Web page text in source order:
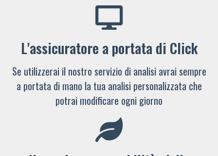
L'assicuratore a portata di Click
Se utilizzerai il nostro servizio di analisi avrai sempre
a portata di mano la tua analisi personalizzata che
potrai modificare ogni giorno